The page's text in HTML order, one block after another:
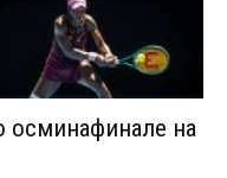
осминафинале на